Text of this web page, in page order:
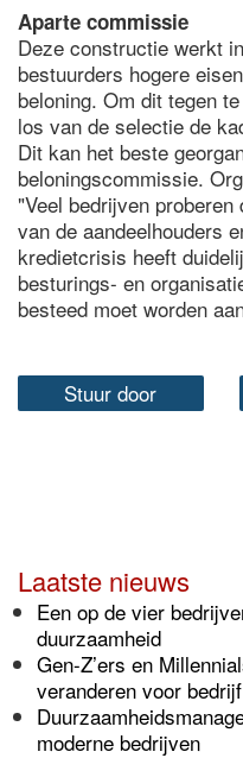
Aparte commissie
Deze constructie werkt
bestuurders hogere
beloning. Om dit tegen
los van de selectie de
Dit kan het beste
beloningscommissie.
"Veel bedrijven
van de aandeelhouders
kredietcrisis heeft
besturings- en
besteed moet worden
Stuur door
Laatste nieuws
Een op de vier
duurzaamheid
Gen-Z’ers en
veranderen voor
moderne bedrijven